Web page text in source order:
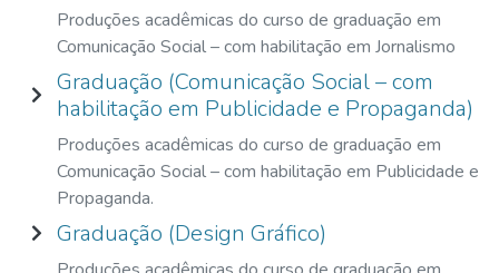
Produções acadêmicas do curso de graduação em
Comunicação Social – com habilitação em Jornalismo
Graduação (Comunicação Social – com
habilitação em Publicidade e Propaganda)
Produções acadêmicas do curso de graduação em
Comunicação Social – com habilitação em Publicidade e
Propaganda.
Graduação (Design Gráfico)